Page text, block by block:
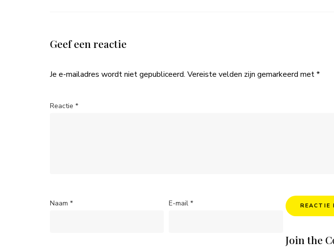
Geef een reactie
Je e-mailadres wordt niet gepubliceerd. Vereiste velden zijn gemarkeerd met*
Reactie *
Naam * E-mail*
Join the